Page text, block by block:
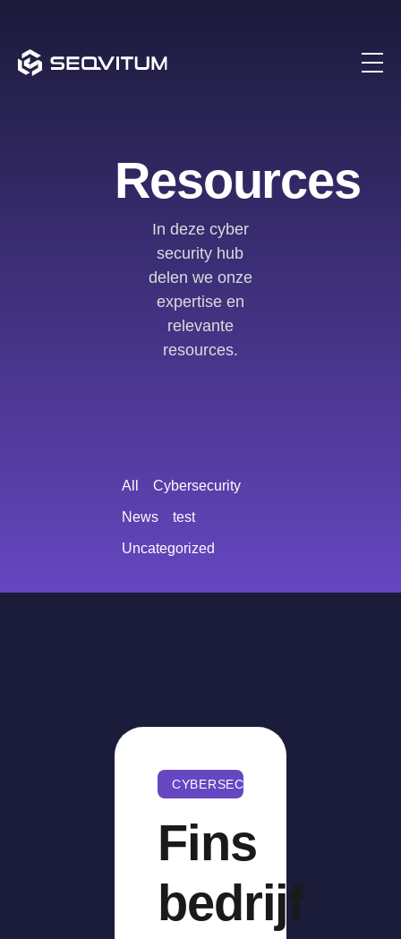
Resources
In deze cyber
security hub
delen we onze
expertise en
relevante
resources.
Cybersecurity
News test
Uncategorized
All
CYBERSECURITY
Fins
bedrijf